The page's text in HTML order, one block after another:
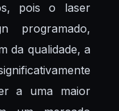
pois o laser
programado,
da qualidade, a
a uma maior